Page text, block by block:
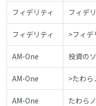
フィデリティ フィデ
フィデリティ >フィ
AM-One 投資の
AM-One >たわ
AM-One たわら